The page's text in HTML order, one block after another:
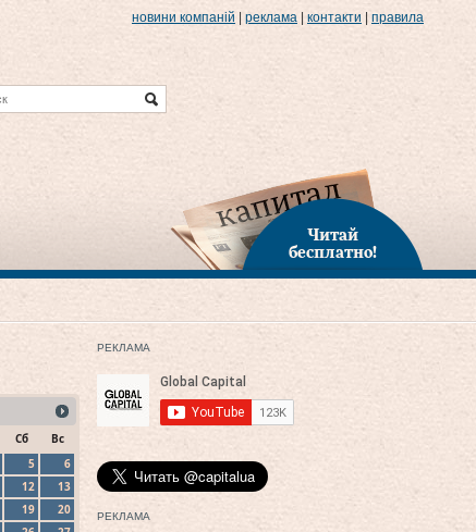
новини компаній реклама контакти правила
Читай
бесплатно!
Сб
Вс
5
6
12
13
19
20
РЕКЛАМА
РЕКЛАМА